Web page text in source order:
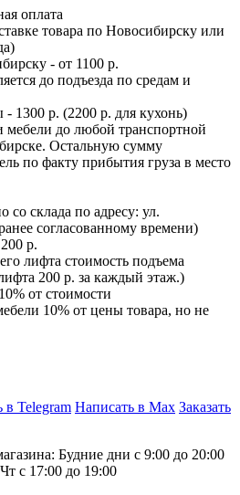
оплата
товара по Новосибирску или
- от 1100 р.
до подъезда по средам и
1300 р. (2200 р. для кухонь)
мебели до любой транспортной
Остальную сумму
по факту прибытия груза в место
со склада по адресу: ул.
согласованному времени)
р.
лифта стоимость подъема
200 р. за каждый этаж.)
от стоимости
10% от цены товара, но не
в Telegram Написать в Max Заказать
Будние дни с 9:00 до 20:00
с 17:00 до 19:00